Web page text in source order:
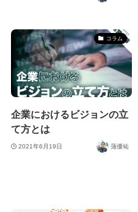
コラム
企業におけるビジョンの立
て方とは
2021年6月19日 蒲優祐